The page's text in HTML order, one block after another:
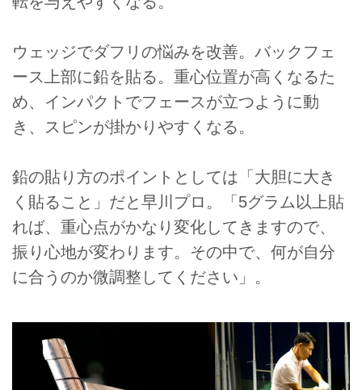
ウェッジでダフリの悩みを改善。バックフェ
ース上部に鉛を貼る。重心位置が高くなるた
め、インパクトでフェースが立つように動
き、スピンが掛かりやすくなる。
鉛の貼り方のポイントとしては「大胆に大き
く貼ること」だと早川プロ。「5グラム以上貼
れば、重心点がかなり変化してきますので、
振り心地が変わります。その中で、何が自分
に合うのか微調整してください」。